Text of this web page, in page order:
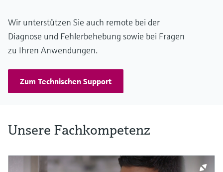
Wir unterstützen Sie auch remote bei der
Diagnose und Fehlerbehebung sowie bei Fragen
zu Ihren Anwendungen.
Zum Technischen Support
Unsere Fachkompetenz